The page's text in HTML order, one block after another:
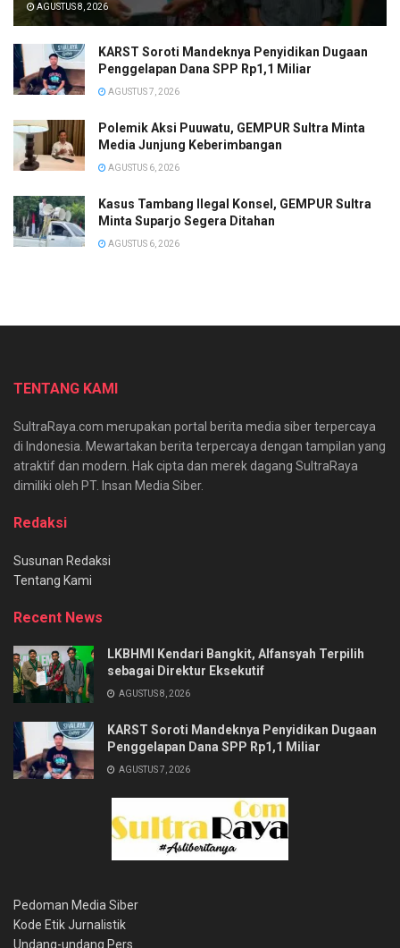
AGUSTUS 8, 2026
KARST Soroti Mandeknya Penyidikan Dugaan
Penggelapan Dana SPP Rp1,1 Miliar
AGUSTUS 7, 2026
Polemik Aksi Puuwatu, GEMPUR Sultra Minta
Media Junjung Keberimbangan
AGUSTUS 6, 2026
Kasus Tambang Ilegal Konsel, GEMPUR Sultra
Minta Suparjo Segera Ditahan
AGUSTUS 6, 2026
TENTANG KAMI
SultraRaya.com merupakan portal berita media siber terpercaya
di Indonesia. Mewartakan berita terpercaya dengan tampilan yang
atraktif dan modern. Hak cipta dan merek dagang SultraRaya
dimiliki oleh PT. Insan Media Siber.
Redaksi
Susunan Redaksi
Tentang Kami
Recent News
LKBHMI Kendari Bangkit, Alfansyah Terpilih
sebagai Direktur Eksekutif
AGUSTUS 8, 2026
KARST Soroti Mandeknya Penyidikan Dugaan
Penggelapan Dana SPP Rp1,1 Miliar
AGUSTUS 7, 2026
Pedoman Media Siber
Kode Etik Jurnalistik
Undang-undang Pers